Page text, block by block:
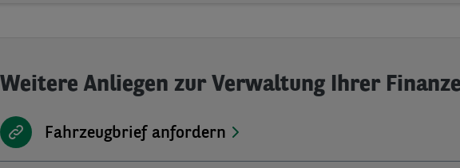
Weitere Anliegen zur Verwaltung Ihrer
Fahrzeugbrief anfordern